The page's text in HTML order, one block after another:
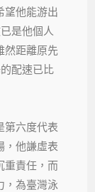
望他能游出
是他個人
然距離原先
配速已比
第六度代表
，他謙虛表
重責任，而
，為臺灣泳